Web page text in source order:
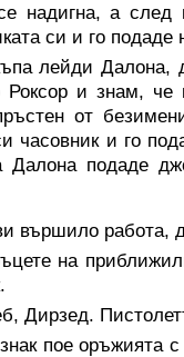
надигна, а
си и го подаде
лейди
Роксор и знам,
от
часовник и го
Далона подаде
вършило работа,
на
Дирзед.
пое оръжията